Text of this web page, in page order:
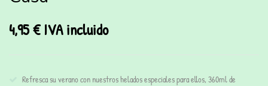
4,95€IVA incluido
Refresca su verano con nuestros helados especiales para ellos, 360ml de